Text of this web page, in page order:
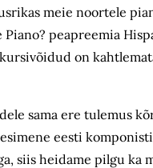
meie noortele
peapreemia
on
sama ere tulemus
eesti
siis heidame pilgu